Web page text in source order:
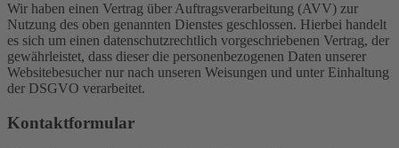
Wir haben einen Vertrag über Auftragsverarbeitung (AVV) zur
Nutzung des oben genannten Dienstes geschlossen. Hierbei handelt
es sich um einen datenschutzrechtlich vorgeschriebenen Vertrag, der
gewährleistet, dass dieser die personenbezogenen Daten unserer
Websitebesucher nur nach unseren Weisungen und unter Einhaltung
der DSGVO verarbeitet.
Kontaktformular